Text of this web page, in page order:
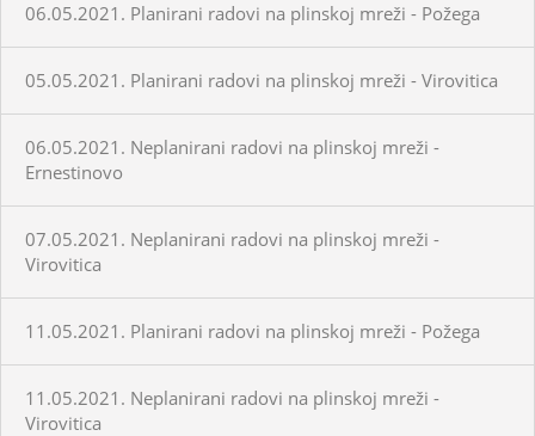
06.05.2021. Planirani radovi na plinskoj mreži - Požega
05.05.2021. Planirani radovi na plinskoj mreži - Virovitica
06.05.2021. Neplanirani radovi na plinskoj mreži -
Ernestinovo
07.05.2021. Neplanirani radovi na plinskoj mreži -
Virovitica
11.05.2021. Planirani radovi na plinskoj mreži - Požega
11.05.2021. Neplanirani radovi na plinskoj mreži -
Virovitica